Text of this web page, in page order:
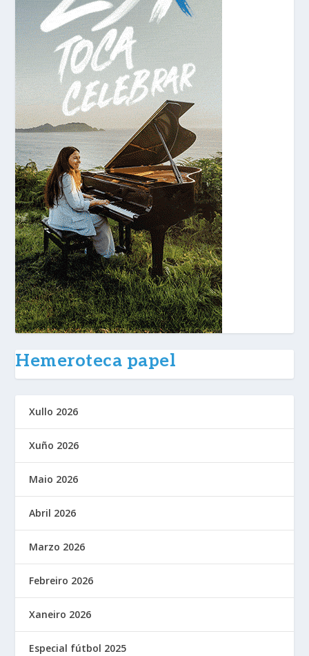
Hemeroteca papel
Xullo 2026
Xuño 2026
Maio 2026
Abril 2026
Marzo 2026
Febreiro 2026
Xaneiro 2026
Especial fútbol 2025